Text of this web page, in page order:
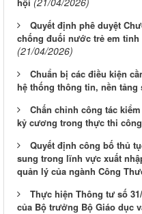
Quyết định phê duyệt
chống đuối nước trẻ em tỉnh
(21/04/2026)
Chuẩn bị các điều kiện
hệ thống thông tin, nền tảng
Chấn chỉnh công tác
kỷ cương trong thực thi
Quyết định công bố thủ
sung trong lĩnh vực xuất
quản lý của ngành Công
Thực hiện Thông tư số
của Bộ trưởng Bộ Giáo dục